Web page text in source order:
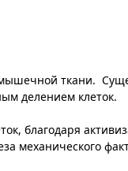
ткани.
делением клеток.
благодаря
механического